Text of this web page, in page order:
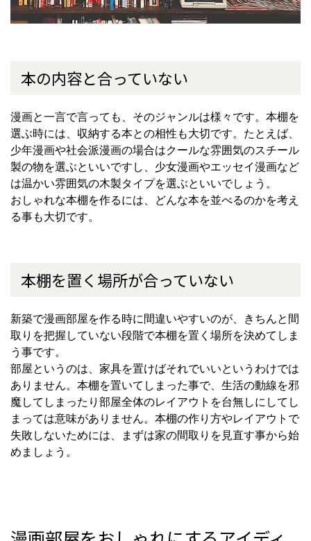
本の内容と合っていない
漫画と一言で言っても、そのジャンルは様々です。本棚を
選ぶ時には、収納する本との相性も大切です。たとえば、
少年漫画や社会派漫画の場合はクールな雰囲気のスチール
製の物を選ぶといいですし、少女漫画やエッセイ漫画など
は温かい雰囲気の木製タイプを選ぶといいでしょう。
おしゃれな本棚を作るには、どんな本を並べるのかを考え
る事も大切です。
本棚を置く場所が合っていない
新築で漫画部屋を作る時に間違いやすいのが、きちんと間
取りを把握していない段階で本棚を置く場所を決めてしま
う事です。
部屋というのは、家具を置けばそれでいいというわけでは
ありません。本棚を置いてしまった事で、生活の動線を邪
魔してしまったり部屋全体のレイアウトを台無しにしてし
まっては意味がありません。本棚の作り方やレイアウトで
失敗しないためには、まずは家の間取りを見直す事から始
めましょう。